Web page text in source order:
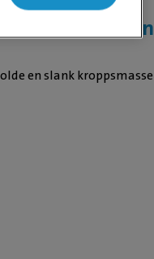
Care Nutrition
en slank kroppsmasse